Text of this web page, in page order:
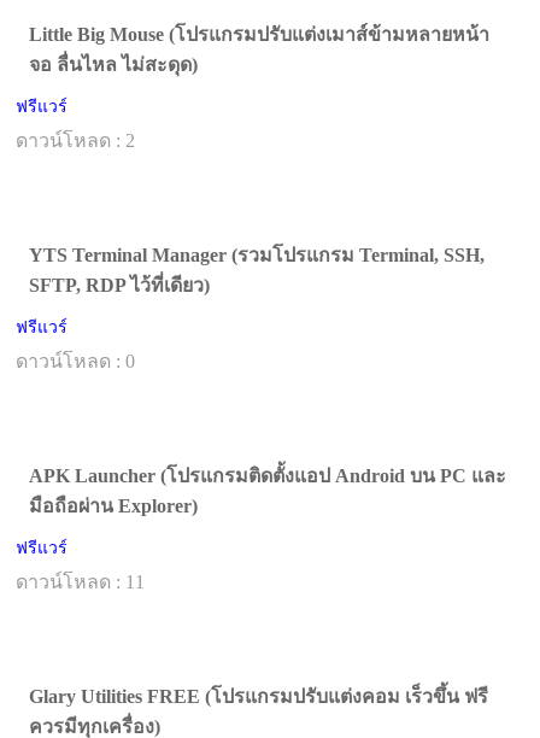
Little Big Mouse (โปรแกรมปรับแต่งเมาส์ข้ามหลายหน้า
จอ ลื่นไหล ไม่สะดุด)
ฟรีแวร์
ดาวน์โหลด : 2
YTS Terminal Manager (รวมโปรแกรม Terminal, SSH,
SFTP, RDP ไว้ที่เดียว)
ฟรีแวร์
ดาวน์โหลด : 0
APK Launcher (โปรแกรมติดตั้งแอป Android บน PC และ
มือถือผ่าน Explorer)
ฟรีแวร์
ดาวน์โหลด : 11
Glary Utilities FREE (โปรแกรมปรับแต่งคอม เร็วขึ้น ฟรี
ควรมีทุกเครื่อง)